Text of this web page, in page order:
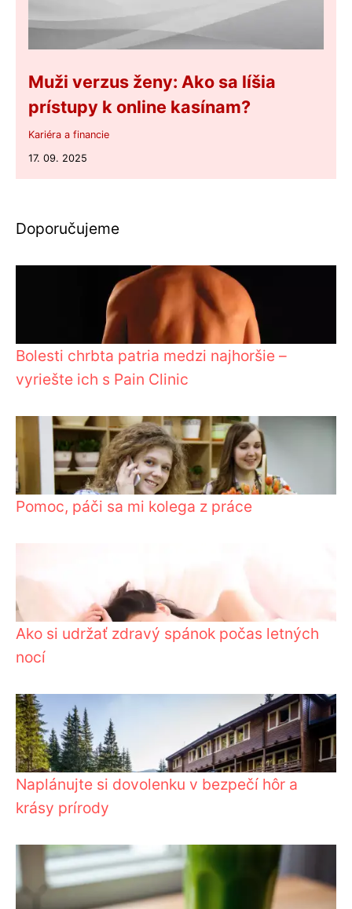
Muži verzus ženy: Ako sa líšia
prístupy k online kasínam?
Kariéra a financie
17. 09. 2025
Doporučujeme
Bolesti chrbta patria medzi najhoršie –
vyriešte ich s Pain Clinic
Pomoc, páči sa mi kolega z práce
Ako si udržať zdravý spánok počas letných
nocí
Naplánujte si dovolenku v bezpečí hôr a
krásy prírody